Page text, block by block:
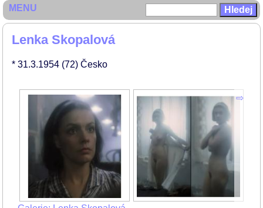
Lenka Skopalová
* 31.3.1954 (72) Česko
MENU